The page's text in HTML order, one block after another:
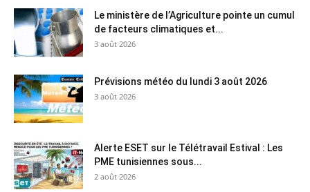
Le ministère de l’Agriculture pointe un cumul
de facteurs climatiques et...
3 août 2026
Prévisions météo du lundi 3 août 2026
3 août 2026
Alerte ESET sur le Télétravail Estival : Les
PME tunisiennes sous...
2 août 2026